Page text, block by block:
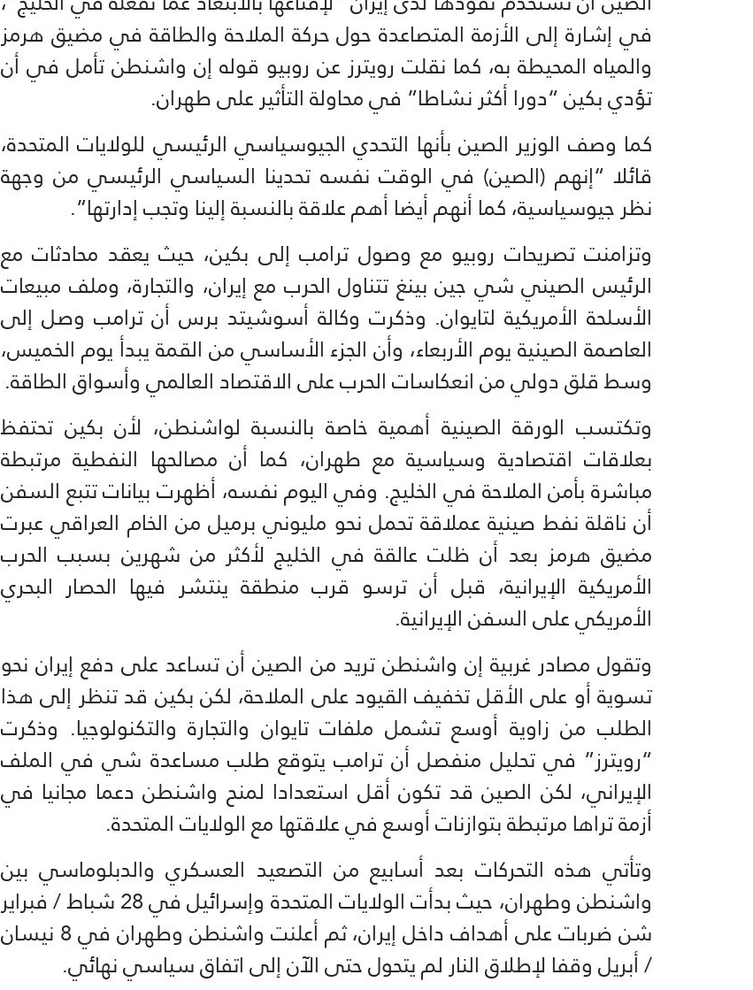
في إشارة إلى الأزمة المتصاعدة حول حركة الملاحة والطاقة في مضيق هرمز
والمياه المحيطة به، كما نقلت رويترز عن روبيو قوله إن واشنطن تأمل في أن
تؤدي بكين “دورا أكثر نشاطا” في محاولة التأثير على طهران.
كما وصف الوزير الصين بأنها التحدي الجيوسياسي الرئيسي للولايات المتحدة،
قائلا “إنهم (الصين) في الوقت نفسه تحدينا السياسي الرئيسي من وجهة
نظر جيوسياسية، كما أنهم أيضا أهم علاقة بالنسبة إلينا وتجب إدارتها”.
وتزامنت تصريحات روبيو مع وصول ترامب إلى بكين، حيث يعقد محادثات مع
الرئيس الصيني شي جين بينغ تتناول الحرب مع إيران، والتجارة، وملف مبيعات
الأسلحة الأمريكية لتايوان. وذكرت وكالة أسوشيتد برس أن ترامب وصل إلى
العاصمة الصينية يوم الأربعاء، وأن الجزء الأساسي من القمة يبدأ يوم الخميس،
وسط قلق دولي من انعكاسات الحرب على الاقتصاد العالمي وأسواق الطاقة.
وتكتسب الورقة الصينية أهمية خاصة بالنسبة لواشنطن، لأن بكين تحتفظ
بعلاقات اقتصادية وسياسية مع طهران، كما أن مصالحها النفطية مرتبطة
مباشرة بأمن الملاحة في الخليج. وفي اليوم نفسه، أظهرت بيانات تتبع السفن
أن ناقلة نفط صينية عملاقة تحمل نحو مليوني برميل من الخام العراقي عبرت
مضيق هرمز بعد أن ظلت عالقة في الخليج لأكثر من شهرين بسبب الحرب
الأمريكية الإيرانية، قبل أن ترسو قرب منطقة ينتشر فيها الحصار البحري
الأمريكي على السفن الإيرانية.
وتقول مصادر غربية إن واشنطن تريد من الصين أن تساعد على دفع إيران نحو
تسوية أو على الأقل تخفيف القيود على الملاحة، لكن بكين قد تنظر إلى هذا
الطلب من زاوية أوسع تشمل ملفات تايوان والتجارة والتكنولوجيا. وذكرت
“رويترز” في تحليل منفصل أن ترامب يتوقع طلب مساعدة شي في الملف
الإيراني، لكن الصين قد تكون أقل استعدادا لمنح واشنطن دعما مجانيا في
أزمة تراها مرتبطة بتوازنات أوسع في علاقتها مع الولايات المتحدة.
وتأتي هذه التحركات بعد أسابيع من التصعيد العسكري والدبلوماسي بين
واشنطن وطهران، حيث بدأت الولايات المتحدة وإسرائيل في 28 شباط / فبراير
شن ضربات على أهداف داخل إيران، ثم أعلنت واشنطن وطهران في 8 نيسان
/ أبريل وقفا لإطلاق النار لم يتحول حتى الآن إلى اتفاق سياسي نهائي.